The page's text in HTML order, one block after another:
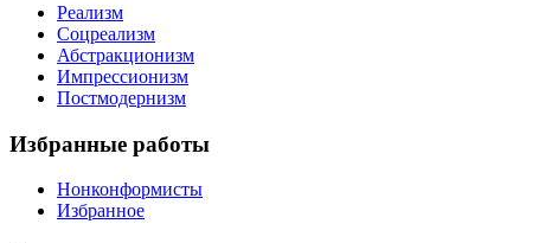
Реализм
Соцреализм
Абстракционизм
Импрессионизм
Постмодернизм
Избранные работы
Нонконформисты
Избранное